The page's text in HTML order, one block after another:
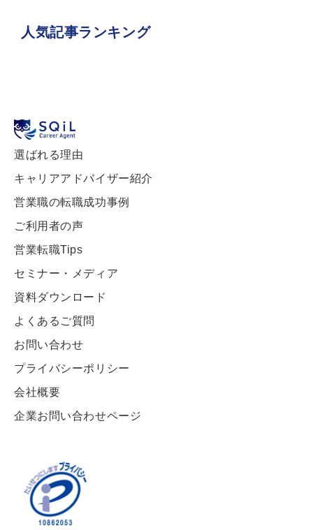
人気記事ランキング
選ばれる理由
キャリアアドバイザー紹介
営業職の転職成功事例
ご利用者の声
営業転職Tips
セミナー・メディア
資料ダウンロード
よくあるご質問
お問い合わせ
プライバシーポリシー
会社概要
企業お問い合わせページ